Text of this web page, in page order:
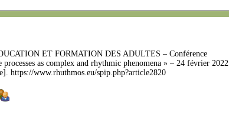
ET FORMATION DES ADULTES – Conférence
as complex and rhythmic phenomena » – 24 février 2022
https://www.rhuthmos.eu/spip.php?article2820